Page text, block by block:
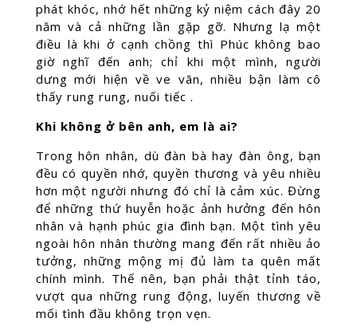
phát khóc, nhớ hết những kỷ niệm cách đây 20
năm và cả những lần gặp gỡ. Nhưng lạ một
điều là khi ở cạnh chồng thì Phúc không bao
giờ nghĩ đến anh; chỉ khi một mình, người
dưng mới hiện về ve vãn, nhiều bận làm cô
thấy rung rung, nuối tiếc .
Khi không ở bên anh, em là ai?
Trong hôn nhân, dù đàn bà hay đàn ông, bạn
đều có quyền nhớ, quyền thương và yêu nhiều
hơn một người nhưng đó chỉ là cảm xúc. Đừng
để những thứ huyễn hoặc ảnh hưởng đến hôn
nhân và hạnh phúc gia đình bạn. Một tình yêu
ngoài hôn nhân thường mang đến rất nhiều ảo
tưởng, những mộng mị đủ làm ta quên mất
chính mình. Thế nên, bạn phải thật tỉnh táo,
vượt qua những rung động, luyến thương về
mối tình đầu không trọn vẹn.